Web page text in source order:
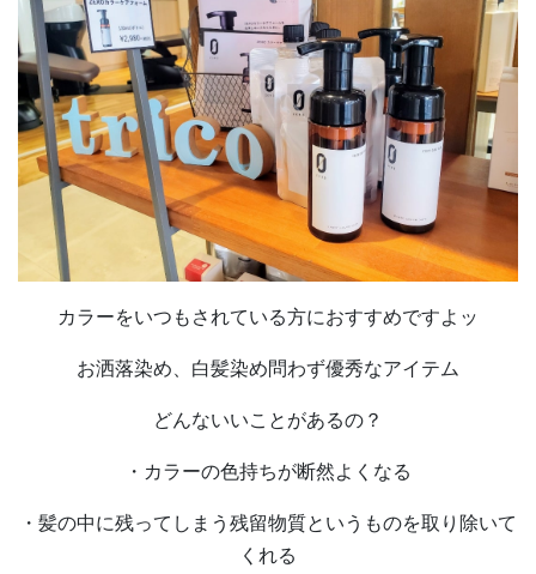
カラーをいつもされている方におすすめですよッ
お洒落染め、白髪染め問わず優秀なアイテム
どんないいことがあるの？
・カラーの色持ちが断然よくなる
・髪の中に残ってしまう残留物質というものを取り除いて
くれる